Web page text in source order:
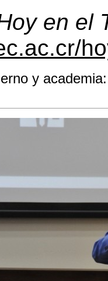
en el
y